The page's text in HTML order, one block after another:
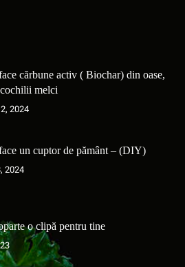
cărbune activ ( Biochar) din oase,
melci
2024
un cuptor de pământ – (DIY)
2024
o clipă pentru tine